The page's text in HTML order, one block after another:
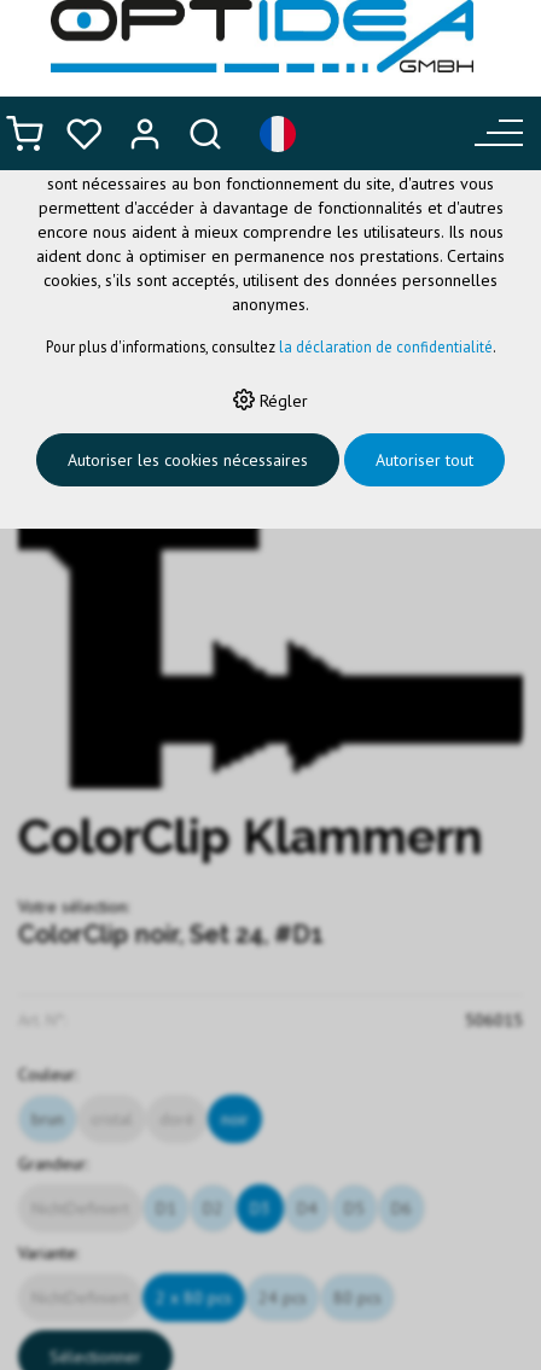
ColorClip Klammern
Votre sélection:
ColorClip noir, Set 24, #D1
506015
Couleur:
brun noir
Grandeur:
D3 D4 D6
Variante:
2 x 80 pcs 24 pcs 80 pcs
Sélectionner
CE SITE UTILISE DES COOKIES
Nous utilisons différents cookies sur notre site web : certains
sont nécessaires au bon fonctionnement du site, d'autres vous
permettent d'accéder à davantage de fonctionnalités et d'autres
encore nous aident à mieux comprendre les utilisateurs. Ils nous
aident donc à optimiser en permanence nos prestations. Certains
cookies, s'ils sont acceptés, utilisent des données personnelles
anonymes.
Pour plus d'informations, consultezla déclaration de confidentialité.
Régler
Autoriser les cookies nécessaires Autoriser tout